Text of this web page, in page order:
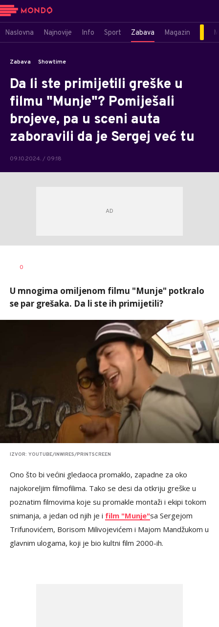
Naslovna Najnovije Info Sport Zabava Magazin
Zabava Showtime
Da li ste primijetili greške u
filmu "Munje"? Pomiješali
brojeve, pa u sceni auta
zaboravili da je Sergej već tu
09.10.2024. / 09:18
AUTOR
0
U mnogima omiljenom filmu "Munje" potkralo
se par grešaka. Da li ste ih primijetili?
IZVOR: YOUTUBE/INWIRES/PRINTSCREEN
Ono što bi većini gledaoca promaklo, zapadne za oko
najokoreljim filmofilima. Tako se desi da otkriju greške u
poznatim filmovima koje su promakle montaži i ekipi tokom
snimanja, a jedan od njih je i film "Munje"sa Sergejom
Trifunovićem, Borisom Milivojevićem i Majom Mandžukom u
glavnim ulogama, koji je bio kultni film 2000-ih.